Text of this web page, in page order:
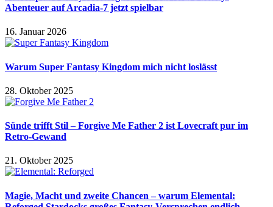
Abenteuer auf Arcadia-7 jetzt spielbar
16. Januar 2026
Warum Super Fantasy Kingdom mich nicht loslässt
28. Oktober 2025
Sünde trifft Stil – Forgive Me Father 2 ist Lovecraft pur im
Retro-Gewand
21. Oktober 2025
Magie, Macht und zweite Chancen – warum Elemental: